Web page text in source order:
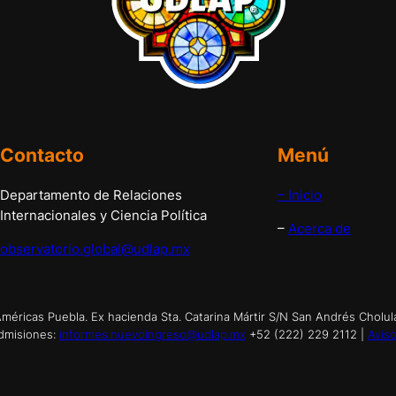
Contacto
Departamento de Relaciones
Internacionales y Ciencia Política
observatorio.global@udlap.mx
Menú
– Inicio
– Acerca de
Puebla. Ex hacienda Sta. Catarina Mártir S/N San Andrés
informes.nuevoingreso@udlap.mx +52 (222) 229 2112 |